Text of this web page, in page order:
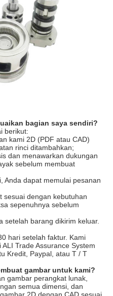
bagian saya sendiri?
berikut:
kami 2D (PDF atau CAD)
rinci ditambahkan;
dan menawarkan dukungan
sebelum membuat
Anda dapat memulai pesanan
sesuai dengan kebutuhan
sepenuhnya sebelum
setelah barang dikirim keluar.
hari setelah faktur. Kami
Trade Assurance System
Kredit, Paypal, atau T / T
gambar untuk kami?
gambar perangkat lunak,
semua dimensi, dan